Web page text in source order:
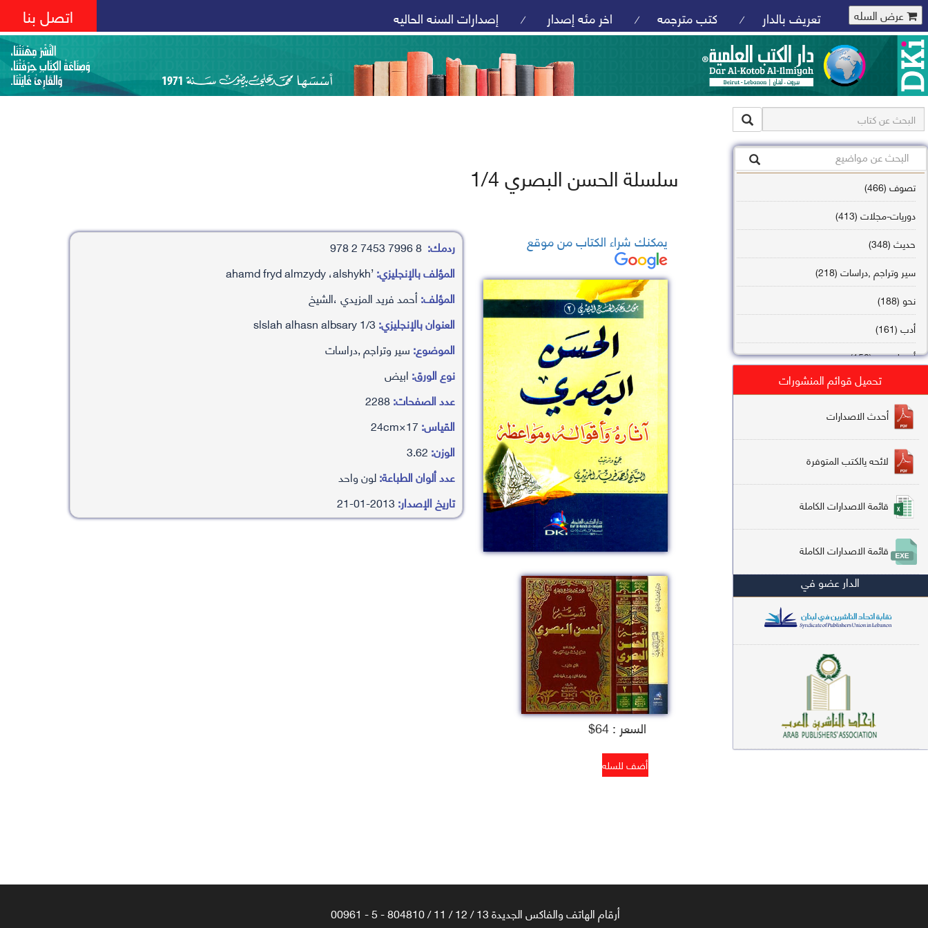
عرض السله تعريف بالدار / كتب مترجمه / اخر مئه إصدار / إصدارات السنه الحاليه اتصل بنا
تصوف (466)
دوريات-مجلات (413)
حديث (348)
سير وتراجم ,دراسات (218)
نحو (188)
أدب (161)
أصول فقه (158)
تاريخ (138)
فقه شافعي (132)
فقه حنفي (113)
فقه مالكي (112)
تفسير قرآن (106)
علم كلام (96)
أخلاق وتصوف (91)
سير وتراجم (90)
معاجم لغوية (89)
سيرة نبوية وتصوف (81)
دراسات إسلامية (75)
شعر (72)
تحميل قوائم المنشورات
أحدث الاصدارات
لائحه يالكتب المتوفرة
قائمة الاصدارات الكاملة
قائمة الاصدارات الكاملة
الدار عضو في
سلسلة الحسن البصري 1/4
يمكنك شراء الكتاب من موقع
السعر : 64$
ردمك: 8 7996 7453 2 978
المؤلف بالإنجليزي:’ahamd fryd almzydy ،alshykh
المؤلف:أحمد فريد المزيدي ،الشيخ
العنوان بالإنجليزي:
الموضوع:سير وتراجم ,دراسات
نوع الورق:ابيض
عدد الصفحات:2288
القياس:17×24cm
الوزن:
عدد ألوان الطباعة:لون واحد
تاريخ الإصدار:
أرقام الهاتف والفاكس الجديدة 13 / 12 / 11 / 804810 - 5 - 00961